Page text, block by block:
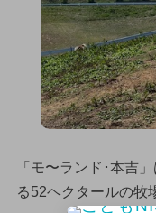
「モ〜ランド･本吉
る52ヘクタールの牧